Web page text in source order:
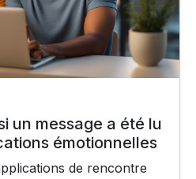
un message a été lu
émotionnelles
de rencontre